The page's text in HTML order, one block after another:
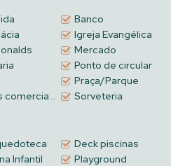
Banco
Igreja Evangélica
Mercado
Ponto de circular
Praça/Parque
no Térreo Sorveteria
Deck piscinas
Infantil
Playground